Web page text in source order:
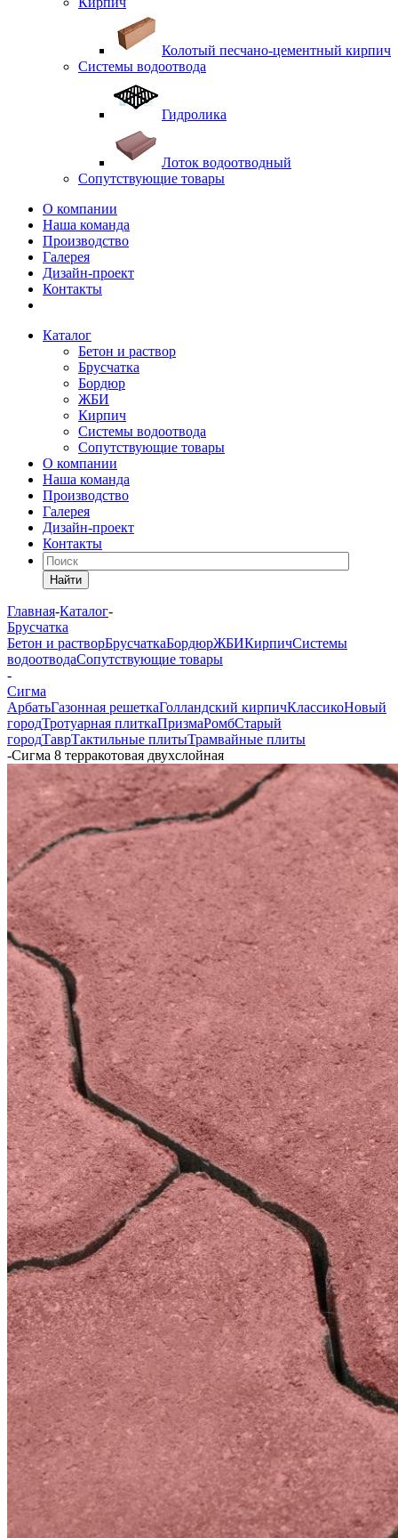
Колотый песчано-цементный кирпич
Системы водоотвода
Гидролика
Лоток водоотводный
Сопутствующие товары
О компании
Наша команда
Производство
Галерея
Дизайн-проект
Контакты
Каталог
Бетон и раствор
Брусчатка
Бордюр
ЖБИ
Кирпич
Системы водоотвода
Сопутствующие товары
О компании
Наша команда
Производство
Галерея
Дизайн-проект
Контакты
Найти
Главная-Каталог-
Брусчатка
Бетон и растворБрусчаткаБордюрЖБИКирпичСистемы
водоотводаСопутствующие товары
-
Сигма
АрбатьГазонная решеткаГолландский кирпичКлассикоНовый
городТротуарная плиткаПризмаРомбСтарый
городТаврТактильные плитыТрамвайные плиты
-Сигма 8 терракотовая двухслойная